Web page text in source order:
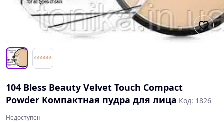
104 Bless Beauty Velvet Touch Compact
Powder Компактная пудра для лица Код: 1826
Недоступен